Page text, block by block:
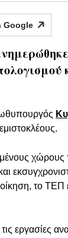
Google
χώρους
το ΤΕΠ
εργασίες